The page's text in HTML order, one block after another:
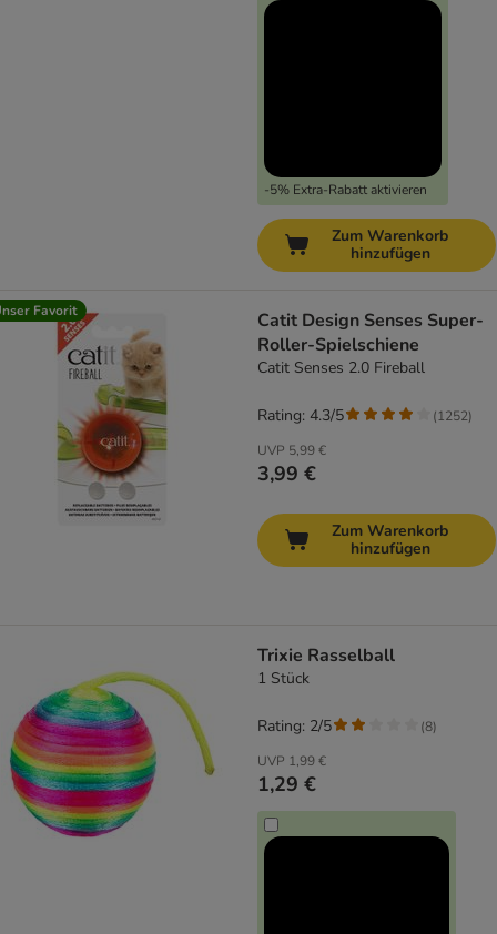
-5% Extra-Rabatt aktivieren
Zum Warenkorb
hinzufügen
Favorit
Catit Design Senses Super-
Roller-Spielschiene
Catit Senses 2.0 Fireball
UVP 5,99 €
3,99 €
Rating: 4.3/5 (1252)
Zum Warenkorb
hinzufügen
Trixie Rasselball
1 Stück
UVP 1,99 €
1,29 €
Rating: 2/5 (8)